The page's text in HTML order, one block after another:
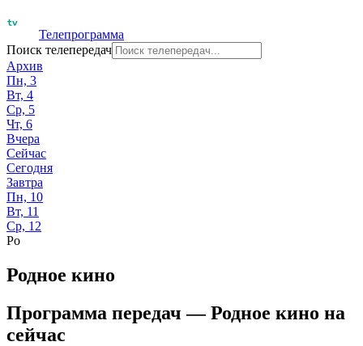
Телепрограмма
Поиск телепередач
Архив
Пн, 3
Вт, 4
Ср, 5
Чт, 6
Вчера
Сейчас
Сегодня
Завтра
Пн, 10
Вт, 11
Ср, 12
Ро
Родное кино
Программа передач —Родное кино на
сейчас